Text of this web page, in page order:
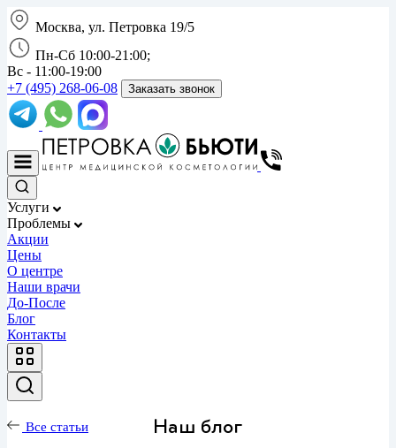
Москва, ул. Петровка 19/5
Пн-Сб 10:00-21:00;
Вс - 11:00-19:00
+7 (495) 268-06-08
Заказать звонок
Услуги
Проблемы
Акции
Цены
О центре
Наши врачи
До-После
Блог
Контакты
Наш блог
Все статьи